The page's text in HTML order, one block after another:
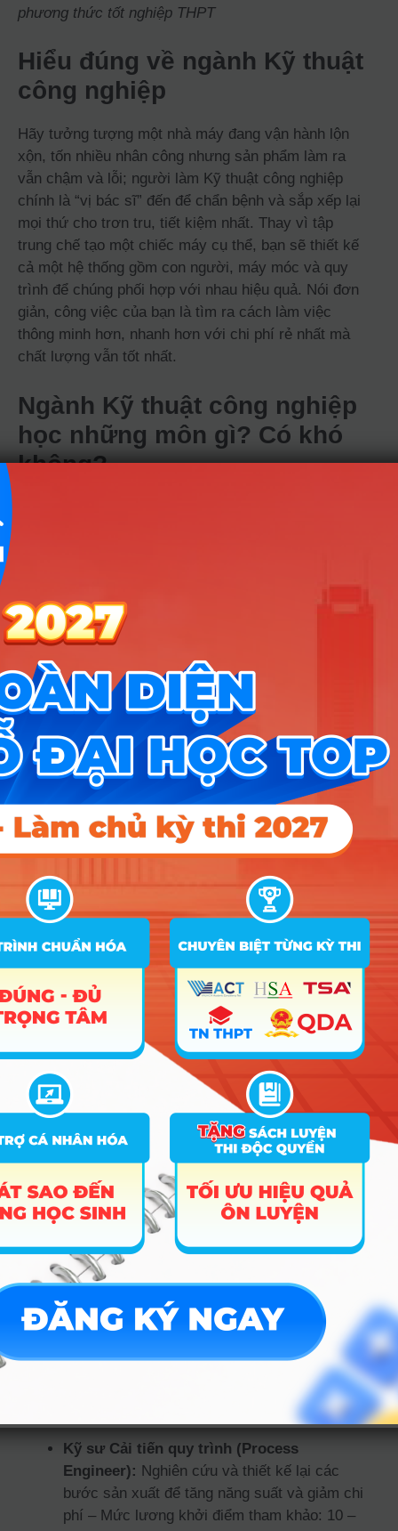
phương thức tốt nghiệp THPT
Hiểu đúng về ngành Kỹ thuật
công nghiệp
Hãy tưởng tượng một nhà máy đang vận hành lộn
xộn, tốn nhiều nhân công nhưng sản phẩm làm ra
vẫn chậm và lỗi; người làm Kỹ thuật công nghiệp
chính là “vị bác sĩ” đến để chẩn bệnh và sắp xếp lại
mọi thứ cho trơn tru, tiết kiệm nhất. Thay vì tập
trung chế tạo một chiếc máy cụ thể, bạn sẽ thiết kế
cả một hệ thống gồm con người, máy móc và quy
trình để chúng phối hợp với nhau hiệu quả. Nói đơn
giản, công việc của bạn là tìm ra cách làm việc
thông minh hơn, nhanh hơn với chi phí rẻ nhất mà
chất lượng vẫn tốt nhất.
Ngành Kỹ thuật công nghiệp
học những môn gì? Có khó
không?
dụng rất mạnh để giải quyết các bài toán phân tích
số liệu. Tuy nhiên, nó không “khô khan” như kỹ thuật
thuần túy vì bạn cần cả sự tinh tế trong giao tiếp và
khả năng quan sát thực tế để điều phối con người
trong hệ thống sản xuất.
Bạn có thực sự hợp với
ngành Kỹ thuật công
nghiệp?
Để sống khỏe và thăng tiến với nghề, bạn nên có
những tố chất sau:
Tư duy hệ thống:
Bạn thích nhìn bức tranh
tổng thể, biết cách kết nối các bộ phận rời
rạc thành một khối thống nhất thay vì chỉ tập
trung vào một chi tiết nhỏ.
Sự nhạy bén với sự lãng phí: Bạn luôn cảm
thấy “khó chịu” khi thấy thời gian, nguyên liệu
hoặc sức người bị sử dụng lãng phí và luôn
thôi thúc tìm cách cải tiến chúng.
Kỹ năng giao tiếp và thuyết phục:
kỹ sư ngồi phòng nghiên cứu, bạn phải
thường xuyên xuống xưởng thuyết phục công
nhân thay đổi thói quen làm việc và trình bày
phương án cải tiến với lãnh đạo.
Cơ hội việc làm & Mức
lương tham khảo
Thị trường lao động ngành Kỹ thuật công nghiệp tại
Việt Nam đang cực kỳ khát nhân lực, đặc biệt khi
các tập đoàn đa quốc gia đang dời nhà máy về Việt
Nam ngày càng nhiều. Sinh viên ra trường thường
Kỹ sư Cải tiến quy trình (Process
Engineer): Nghiên cứu và thiết kế lại các
bước sản xuất để tăng năng suất và giảm chi
phí – Mức lương khởi điểm tham khảo: 10 –